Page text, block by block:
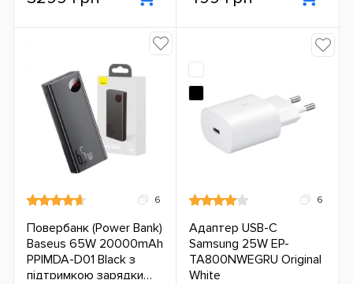
6
Повербанк (Power Bank)
Baseus 65W 20000mAh
PPIMDA-D01 Black з
підтримкою зарядки
6
Адаптер USB-C
Samsung 25W EP-
TA800NWEGRU Original
White